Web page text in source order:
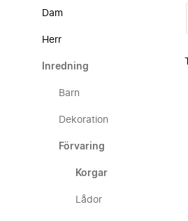
Dam
Herr
Inredning
Barn
Dekoration
Förvaring
Korgar
Lådor